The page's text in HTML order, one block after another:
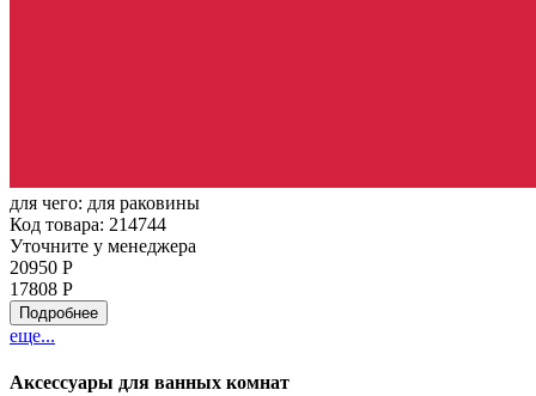
для чего: для раковины
Код товара: 214744
Уточните у менеджера
20950 Р
17808 Р
Подробнее
еще...
Аксессуары для ванных комнат